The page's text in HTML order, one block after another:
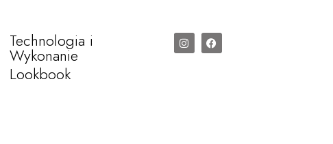
Technologia i
Wykonanie
Lookbook